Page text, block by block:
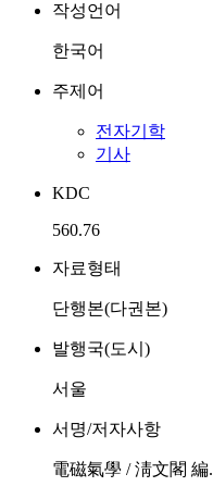
작성언어
한국어
주제어
전자기학
기사
KDC
560.76
자료형태
단행본(다권본)
발행국(도시)
서울
서명/저자사항
電磁氣學 / 淸文閣 編.